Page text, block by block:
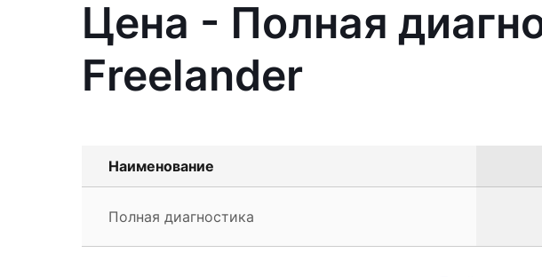
Цена - Полная
Freelander
Наименование
Полная диагностика